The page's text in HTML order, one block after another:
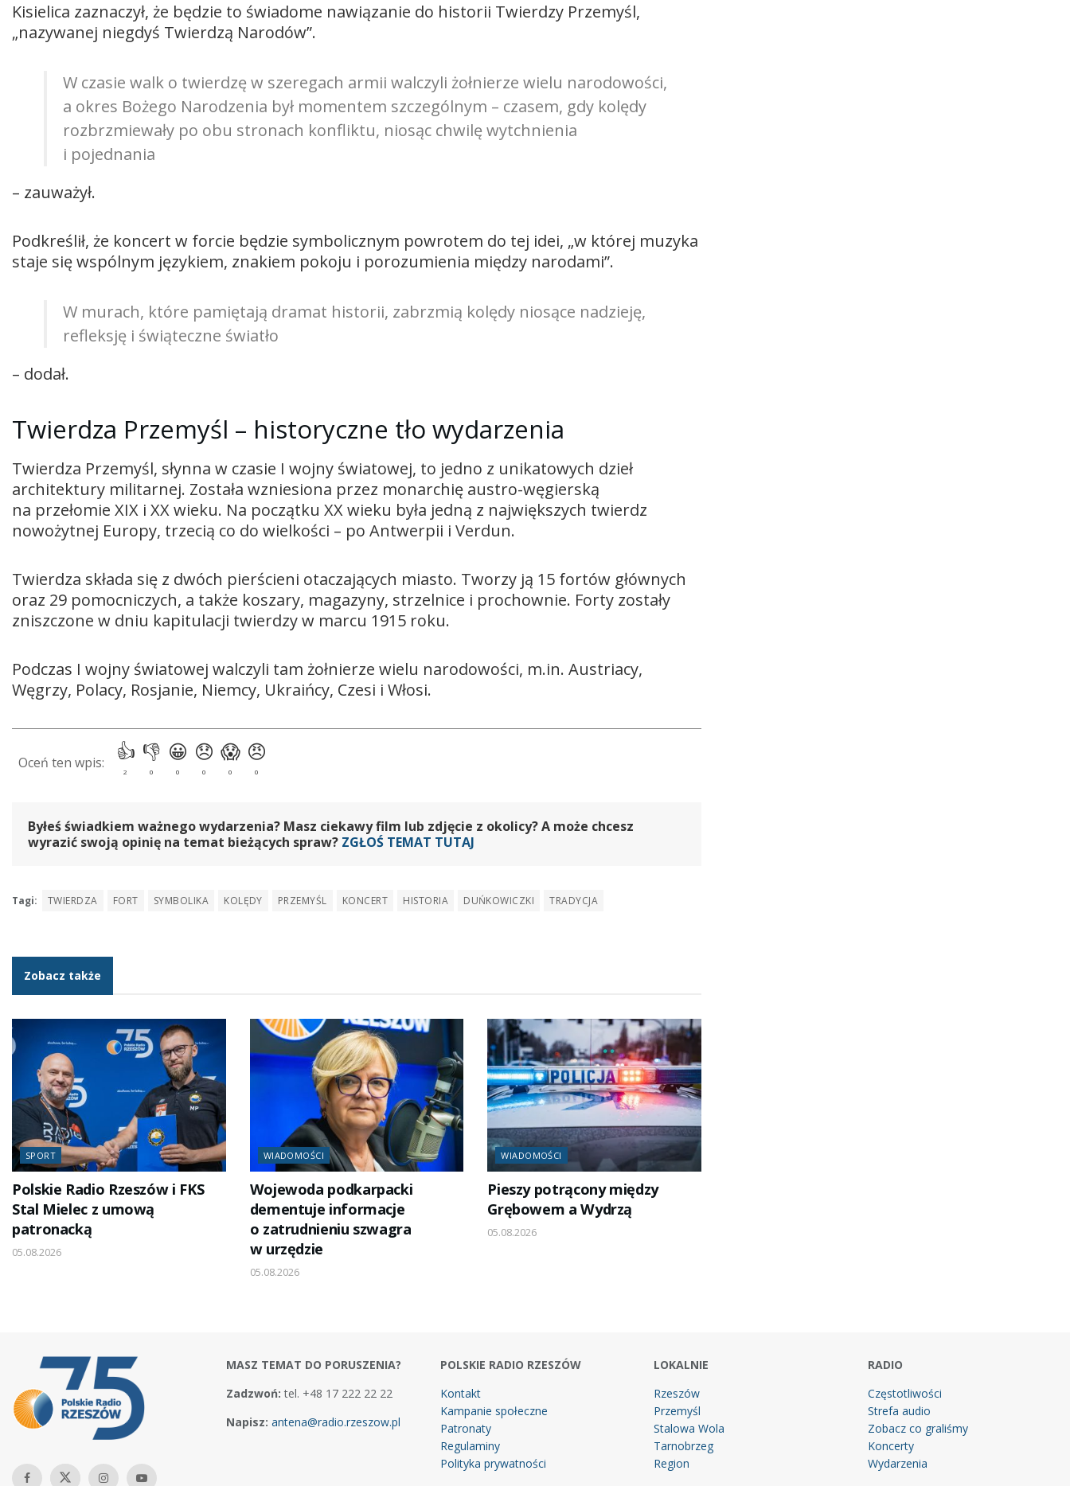
Kisielica zaznaczył, że będzie to świadome nawiązanie do historii Twierdzy Przemyśl,
„nazywanej niegdyś Twierdzą Narodów”.
W czasie walk o twierdzę w szeregach armii walczyli żołnierze wielu narodowości,
a okres Bożego Narodzenia był momentem szczególnym – czasem, gdy kolędy
rozbrzmiewały po obu stronach konfliktu, niosąc chwilę wytchnienia
i pojednania
– zauważył.
Podkreślił, że koncert w forcie będzie symbolicznym powrotem do tej idei, „w której muzyka
staje się wspólnym językiem, znakiem pokoju i porozumienia między narodami”.
W murach, które pamiętają dramat historii, zabrzmią kolędy niosące nadzieję,
refleksję i świąteczne światło
– dodał.
Twierdza Przemyśl – historyczne tło wydarzenia
Twierdza Przemyśl, słynna w czasie I wojny światowej, to jedno z unikatowych dzieł
architektury militarnej. Została wzniesiona przez monarchię austro-węgierską
na przełomie XIX i XX wieku. Na początku XX wieku była jedną z największych twierdz
nowożytnej Europy, trzecią co do wielkości – po Antwerpii i Verdun.
Twierdza składa się z dwóch pierścieni otaczających miasto. Tworzy ją 15 fortów głównych
oraz 29 pomocniczych, a także koszary, magazyny, strzelnice i prochownie. Forty zostały
zniszczone w dniu kapitulacji twierdzy w marcu 1915 roku.
Podczas I wojny światowej walczyli tam żołnierze wielu narodowości, m.in. Austriacy,
Węgrzy, Polacy, Rosjanie, Niemcy, Ukraińcy, Czesi i Włosi.
Byłeś świadkiem ważnego wydarzenia? Masz ciekawy film lub zdjęcie z okolicy? A może chcesz
wyrazić swoją opinię na temat bieżących spraw? ZGŁOŚ TEMAT TUTAJ
Tagi: TWIERDZA FORT SYMBOLIKA KOLĘDY PRZEMYŚL KONCERT HISTORIA DUŃKOWICZKI TRADYCJA
Zobacz także
SPORT
Polskie Radio Rzeszów i FKS
Stal Mielec z umową
patronacką
05.08.2026
WIADOMOŚCI
Wojewoda podkarpacki
dementuje informacje
o zatrudnieniu szwagra
w urzędzie
05.08.2026
WIADOMOŚCI
Pieszy potrącony między
Grębowem a Wydrzą
05.08.2026
MASZ TEMAT DO PORUSZENIA?
Zadzwoń: tel. +48 17 222 22 22
Napisz: antena@radio.rzeszow.pl
POLSKIE RADIO RZESZÓW
Kontakt
Kampanie społeczne
Patronaty
Regulaminy
Polityka prywatności
LOKALNIE
Rzeszów
Przemyśl
Stalowa Wola
Tarnobrzeg
Region
RADIO
Częstotliwości
Strefa audio
Zobacz co graliśmy
Koncerty
Wydarzenia